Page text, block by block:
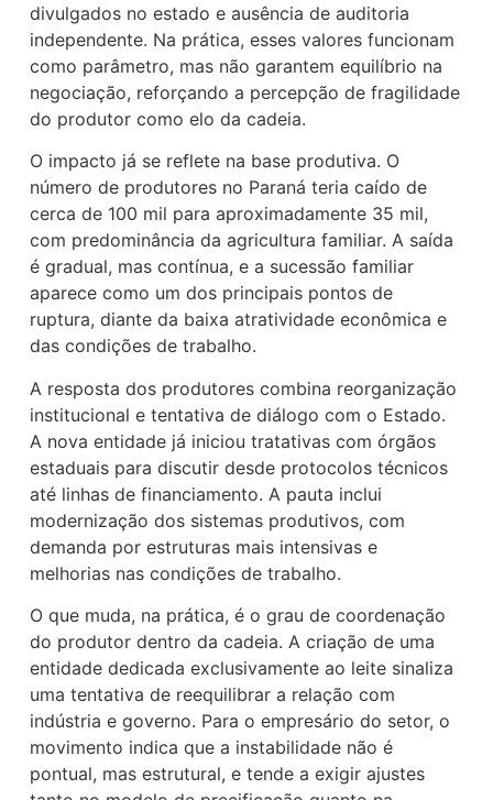
divulgados no estado e ausência de auditoria
independente. Na prática, esses valores funcionam
como parâmetro, mas não garantem equilíbrio na
negociação, reforçando a percepção de fragilidade
do produtor como elo da cadeia.
O impacto já se reflete na base produtiva. O
número de produtores no Paraná teria caído de
cerca de 100 mil para aproximadamente 35 mil,
com predominância da agricultura familiar. A saída
é gradual, mas contínua, e a sucessão familiar
aparece como um dos principais pontos de
ruptura, diante da baixa atratividade econômica e
das condições de trabalho.
A resposta dos produtores combina reorganização
institucional e tentativa de diálogo com o Estado.
A nova entidade já iniciou tratativas com órgãos
estaduais para discutir desde protocolos técnicos
até linhas de financiamento. A pauta inclui
modernização dos sistemas produtivos, com
demanda por estruturas mais intensivas e
melhorias nas condições de trabalho.
O que muda, na prática, é o grau de coordenação
do produtor dentro da cadeia. A criação de uma
entidade dedicada exclusivamente ao leite sinaliza
uma tentativa de reequilibrar a relação com
indústria e governo. Para o empresário do setor, o
movimento indica que a instabilidade não é
pontual, mas estrutural, e tende a exigir ajustes